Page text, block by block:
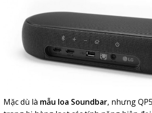
Mặc dù là mẫu loa Soundbar, nhưng